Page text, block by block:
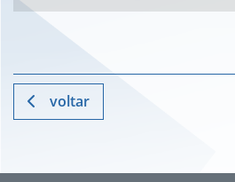
voltar